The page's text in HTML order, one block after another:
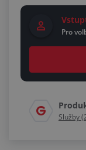
Pro
Služby